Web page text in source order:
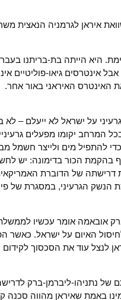
איראן לגרמניה הנאצית
היא הייתה בת-בריתנו
אבל אינטרסים גיאו-פוליטיים
האינטרס האיראני באור אחר.
על ישראל לא ייעלם –
המרחב יקומו מפעלים
כדי להתפיל מים ולייצר חשמל
הכור בדימונה: יש
של הדוברת
הנשק הגרעיני, במסגרת של
אובאמה אומר עכשיו
האיום על ישראל. כאשר
לנצל עוד את הסכסוך
של נתניהו-ליברמן-ברק
באמת שאיראן מהווה